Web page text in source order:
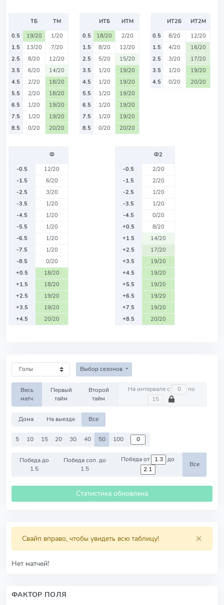
ТБ
ТМ
0.5
19/20
1/20
1.5
13/20
7/20
2.5
8/20
12/20
3.5
6/20
14/20
4.5
2/20
18/20
5.5
2/20
18/20
6.5
1/20
19/20
7.5
1/20
19/20
8.5
0/20 20/20
ИТБ
ИТМ
0.5
18/20
2/20
1.5
8/20
12/20
2.5
5/20
15/20
3.5
1/20
19/20
4.5
1/20
19/20
5.5
1/20
19/20
6.5
1/20
19/20
7.5
1/20
19/20
8.5
0/20 20/20
ИТ2Б
ИТ2М
0.5
8/20
12/20
1.5
4/20
16/20
2.5
3/20
17/20
3.5
1/20
19/20
4.5
0/20 20/20
Ф
-0.5
12/20
-1.5
6/20
-2.5
3/20
-3.5
1/20
-4.5
1/20
-5.5
1/20
-6.5
1/20
-7.5
1/20
-8.5
0/20
+0.5
18/20
+1.5
18/20
+2.5
19/20
+3.5
19/20
+4.5
20/20
Ф2
-0.5
2/20
-1.5
2/20
-2.5
1/20
-3.5
1/20
-4.5
0/20
+0.5
8/20
+1.5
14/20
+2.5
17/20
+3.5
19/20
+4.5
19/20
+5.5
19/20
+6.5
19/20
+7.5
19/20
+8.5
20/20
Выбор сезонов
Весь
матч
Первый
тайм
Второй
тайм
На интервале с по
Дома На выезде Все
5 10 15 20 30 40 50 100
Победа до
1.5
Победа соп. до
1.5
Победа от до
Все
Статистика обновлена
×
Свайп вправо, чтобы увидеть всю таблицу!
Нет матчей!
ФАКТОР ПОЛЯ